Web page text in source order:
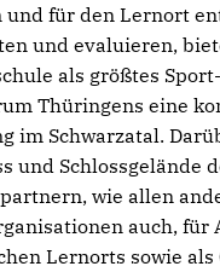
und für den Lernort
und evaluieren,
als größtes
Thüringens eine
im Schwarzatal.
und Schlossgelände
wie allen
auch, für
Lernorts sowie als